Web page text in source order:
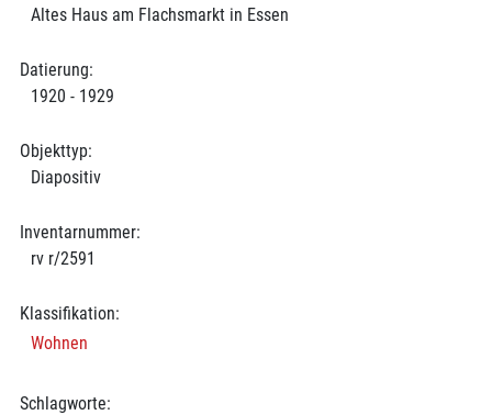
Altes Haus am Flachsmarkt in Essen
Datierung:
1920 - 1929
Objekttyp:
Diapositiv
Inventarnummer:
rv r/2591
Klassifikation:
Wohnen
Schlagworte: